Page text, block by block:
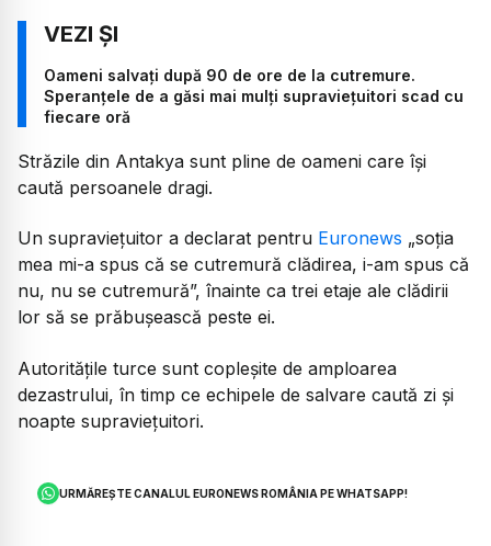
Oameni salvați după 90 de ore de la cutremure.
Speranțele de a găsi mai mulți supraviețuitori scad cu
fiecare oră
Străzile din Antakya sunt pline de oameni care își
caută persoanele dragi.
Un supraviețuitor a declarat pentru Euronews „soția
mea mi-a spus că se cutremură clădirea, i-am spus că
nu, nu se cutremură”, înainte ca trei etaje ale clădirii
lor să se prăbușească peste ei.
Autoritățile turce sunt copleșite de amploarea
dezastrului, în timp ce echipele de salvare caută zi și
noapte supraviețuitori.
URMĂREȘTE CANALUL EURONEWS ROMÂNIA PE WHATSAPP!